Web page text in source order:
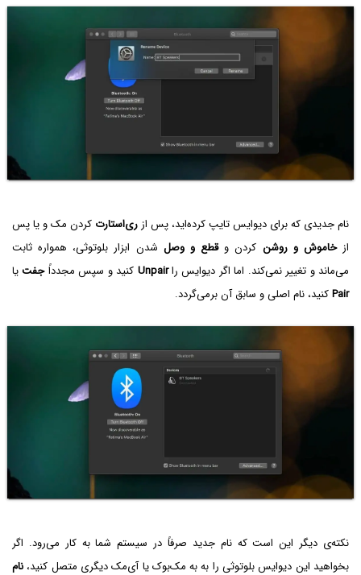
نام جدیدی که برای دیوایس تایپ کرده‌اید، پس از ری‌استارت کردن مک‌ و یا پس
ازخاموش و روشن کردن وقطع و وصل شدن ابزار بلوتوثی، همواره ثابت
می‌ماند و تغییر نمی‌کند. اما اگر دیوایس راUnpair کنید و سپس مجدداًجفتیا
Pairکنید، نام اصلی و سابق آن برمی‌گردد.
نکته‌ی دیگر این است که نام جدید صرفاً در سیستم شما به کار می‌رود. اگر
بخواهید این دیوایس بلوتوثی را به به مک‌بوک یا آی‌مک دیگری متصل کنید، نام